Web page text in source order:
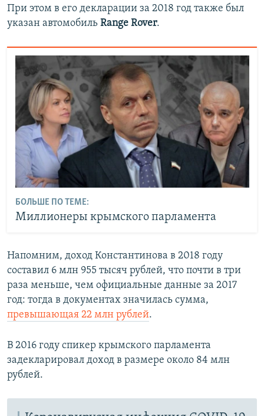
При этом в его декларации за 2018 год также был
указан автомобиль Range Rover.
БОЛЬШЕ ПО ТЕМЕ:
Миллионеры крымского парламента
Напомним, доход Константинова в 2018 году
составил 6 млн 955 тысяч рублей, что почти в три
раза меньше, чем официальные данные за 2017
год: тогда в документах значилась сумма,
превышающая 22 млн рублей.
В 2016 году спикер крымского парламента
задекларировал доход в размере около 84 млн
рублей.